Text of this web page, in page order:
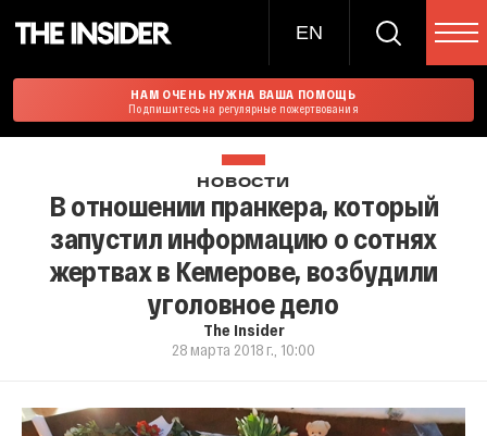
EN
НАМ ОЧЕНЬ НУЖНА ВАША ПОМОЩЬ
Подпишитесь на регулярные пожертвования
НОВОСТИ
В отношении пранкера, который
запустил информацию о сотнях
жертвах в Кемерове, возбудили
уголовное дело
The Insider
28 марта 2018 г., 10:00